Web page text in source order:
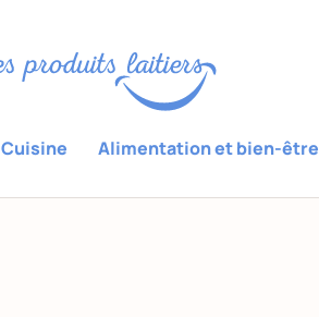
Cuisine Alimentation et bien-être